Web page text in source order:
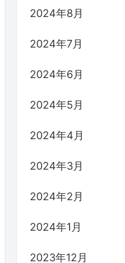
2024年8月
2024年7月
2024年6月
2024年5月
2024年4月
2024年3月
2024年2月
2024年1月
2023年12月